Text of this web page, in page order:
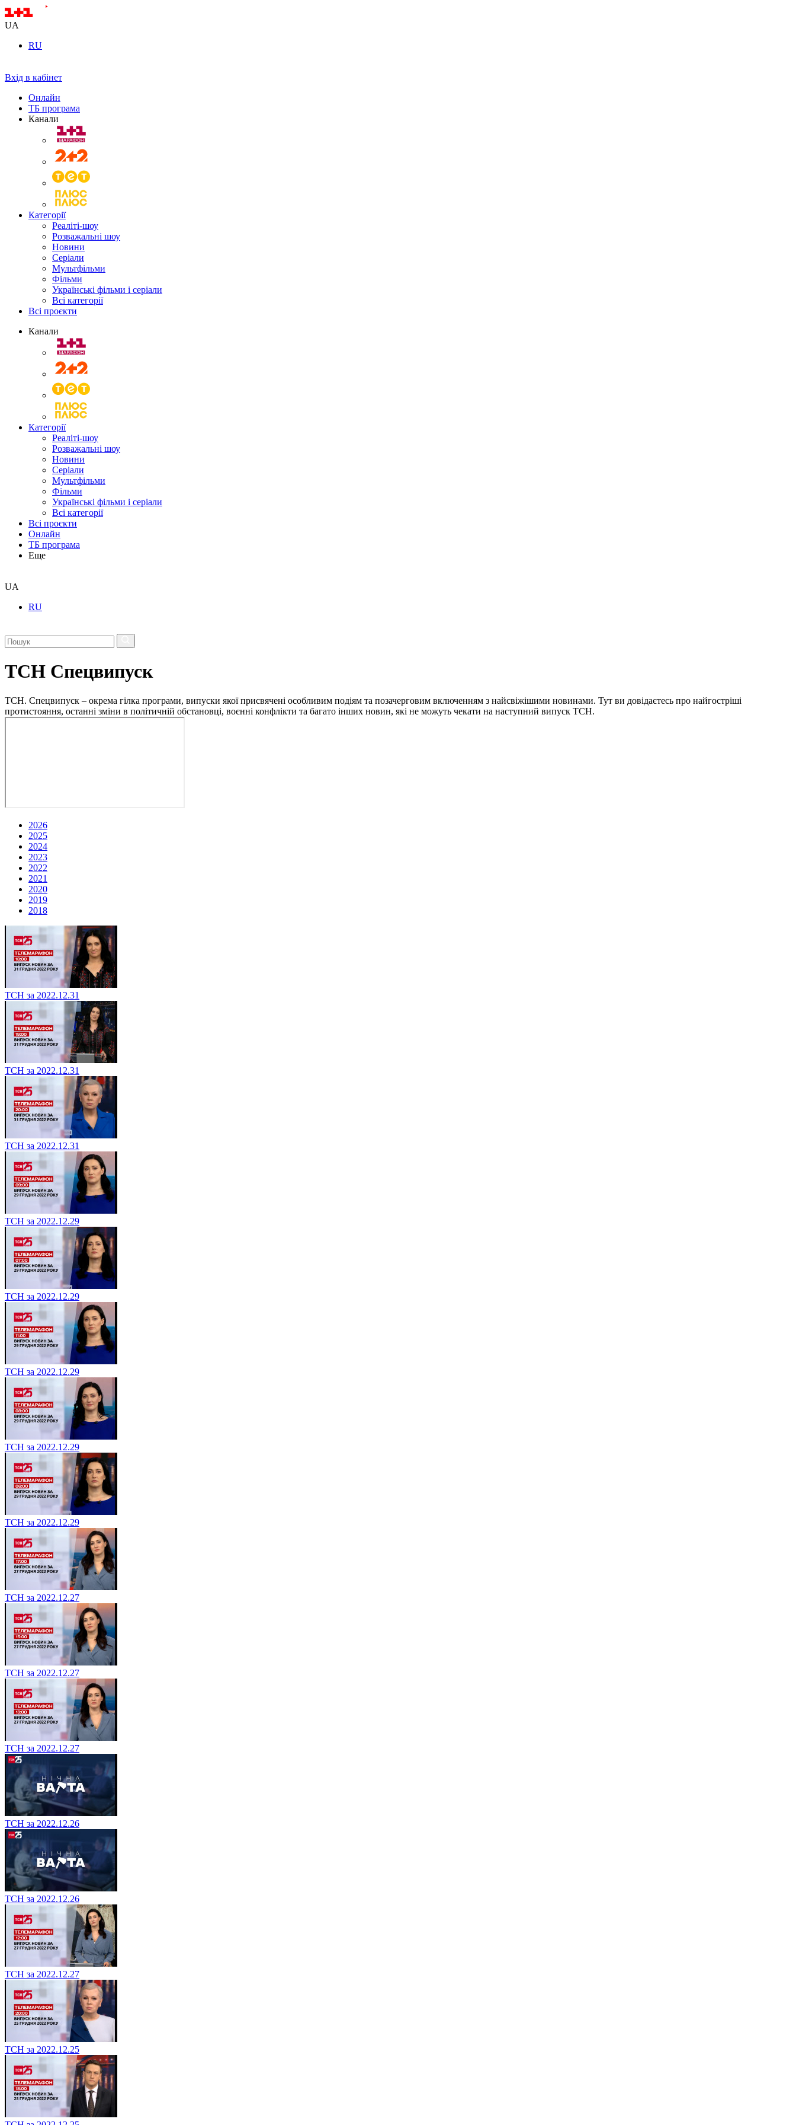
UA
RU
Вхід в кабінет
Онлайн
ТБ програма
Канали
Категорії
Реаліті-шоу
Розважальні шоу
Новини
Серіали
Мультфільми
Фільми
Українські фільми і серіали
Всі категорії
Всі проєкти
Канали
Категорії
Реаліті-шоу
Розважальні шоу
Новини
Серіали
Мультфільми
Фільми
Українські фільми і серіали
Всі категорії
Всі проєкти
Онлайн
ТБ програма
Еще
UA
RU
ТСН Спецвипуск
ТСН. Спецвипуск – окрема гілка програми, випуски якої присвячені особливим подіям та позачерговим включенням з найсвіжішими новинами. Тут ви довідаєтесь про найгостріші
протистояння, останні зміни в політичній обстановці, воєнні конфлікти та багато інших новин, які не можуть чекати на наступний випуск ТСН.
2026
2025
2024
2023
2022
2021
2020
2019
2018
ТСН за 2022.12.31
ТСН за 2022.12.31
ТСН за 2022.12.31
ТСН за 2022.12.29
ТСН за 2022.12.29
ТСН за 2022.12.29
ТСН за 2022.12.29
ТСН за 2022.12.29
ТСН за 2022.12.27
ТСН за 2022.12.27
ТСН за 2022.12.27
ТСН за 2022.12.26
ТСН за 2022.12.26
ТСН за 2022.12.27
ТСН за 2022.12.25